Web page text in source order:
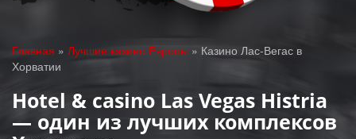
Главная » Лучшие казино Европы » Казино Лас-Вегас в
Хорватии
Hotel & casino Las Vegas Histria
— один из лучших комплексов